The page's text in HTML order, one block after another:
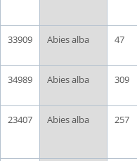
33909 Abies alba 47
34989 Abies alba 309
23407 Abies alba 257